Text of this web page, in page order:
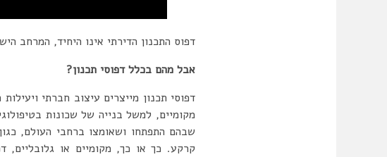
דפוס התכנון הדירתי אינו היחיד, המרחב
אבל מהם בכלל דפוסי תכנון?
דפוסי תכנון מייצרים עיצוב חברתי
מקומיים, למשל בנייה של שכונות
שבהם התפתחו ושאומצו ברחבי העולם,
קרקע. כך או כך, מקומיים או גלובליים,